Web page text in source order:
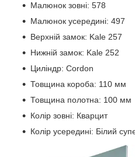
Малюнок зовні: 578
Малюнок усередині: 497
Верхній замок: Kale 257
Нижній замок: Kale 252
Циліндр: Cordon
Товщина короба: 110 мм
Товщина полотна: 100 мм
Колір зовні: Кварцит
Колір усередині: Білий